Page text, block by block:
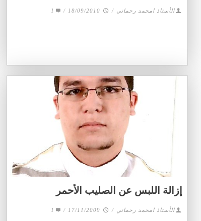
الأستاذ امحمد رحماني /
18/09/2010
/
1
إزالة اللبس عن الصليب الأحمر
الأستاذ امحمد رحماني /
17/11/2009
/
1